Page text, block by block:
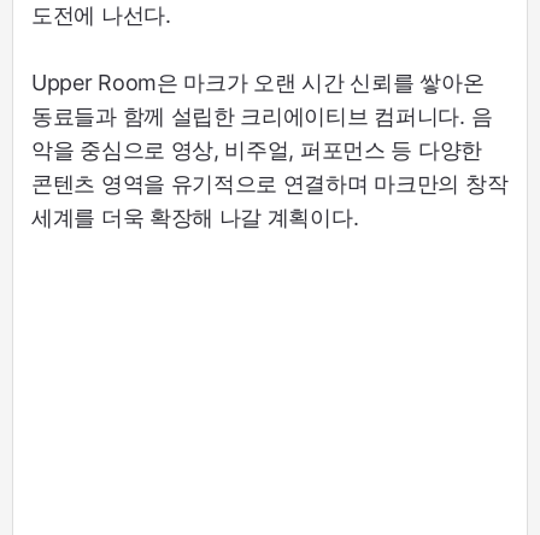
도전에 나선다.
Upper Room은 마크가 오랜 시간 신뢰를 쌓아온
동료들과 함께 설립한 크리에이티브 컴퍼니다. 음
악을 중심으로 영상, 비주얼, 퍼포먼스 등 다양한
콘텐츠 영역을 유기적으로 연결하며 마크만의 창작
세계를 더욱 확장해 나갈 계획이다.